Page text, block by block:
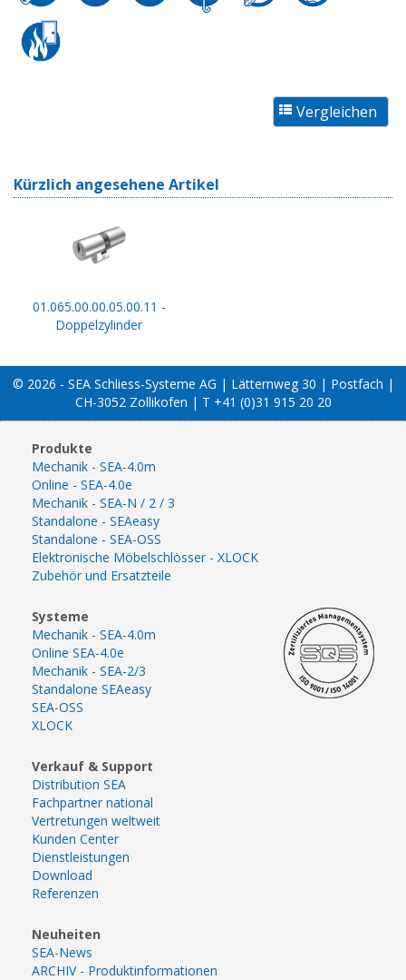
Kürzlich angesehene Artikel
01.065.00.00.05.00.11 -
Doppelzylinder
© 2026 - SEA Schliess-Systeme AG | Lätternweg 30 | Postfach |
CH-3052 Zollikofen | T +41 (0)31 915 20 20
Produkte
Mechanik - SEA-4.0m
Online - SEA-4.0e
Mechanik - SEA-N / 2 / 3
Standalone - SEAeasy
Standalone - SEA-OSS
Elektronische Möbelschlösser - XLOCK
Zubehör und Ersatzteile
Systeme
Mechanik - SEA-4.0m
Online SEA-4.0e
Mechanik - SEA-2/3
Standalone SEAeasy
SEA-OSS
XLOCK
Verkauf & Support
Distribution SEA
Fachpartner national
Vertretungen weltweit
Kunden Center
Dienstleistungen
Download
Referenzen
Neuheiten
SEA-News
ARCHIV - Produktinformationen